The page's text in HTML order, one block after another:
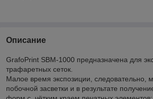
Описание
GrafoPrint SBM-1000 предназначена для
трафаретных сеток.
Малое время экспозиции, следовательно,
побочной засветки и в результате